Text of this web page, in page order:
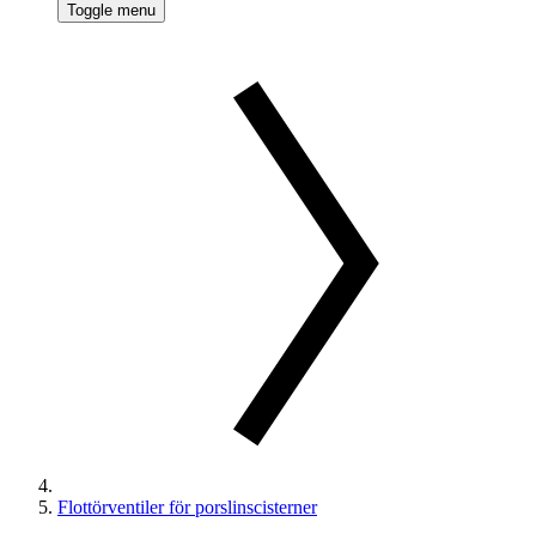
Toggle menu
Flottörventiler för porslinscisterner